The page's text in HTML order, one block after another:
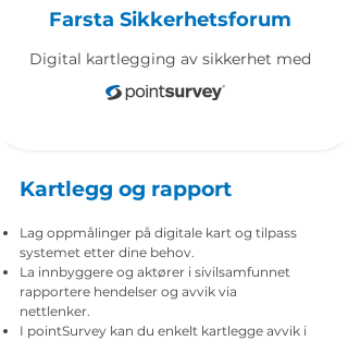
Farsta Sikkerhetsforum
Digital kartlegging av sikkerhet med
Kartlegg og rapport
Lag oppmålinger på digitale kart og tilpass
systemet etter dine behov.
La innbyggere og aktører i sivilsamfunnet
rapportere hendelser og avvik via
nettlenker.
I pointSurvey kan du enkelt kartlegge avvik i